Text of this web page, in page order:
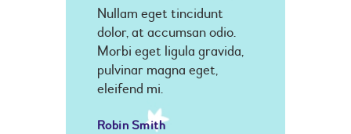
Nullam eget tincidunt
dolor, at accumsan odio.
Morbi eget ligula gravida,
pulvinar magna eget,
eleifend mi.
Robin Smith